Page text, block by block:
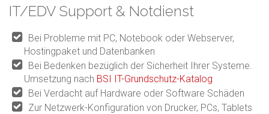
IT/EDV Support & Notdienst
Bei Probleme mit PC, Notebook oder Webserver,
Hostingpaket und Datenbanken
Bei Bedenken bezüglich der Sicherheit Ihrer Systeme.
Umsetzung nach BSI IT-Grundschutz-Katalog
Bei Verdacht auf Hardware oder Software Schäden
Zur Netzwerk-Konfiguration von Drucker, PCs, Tablets